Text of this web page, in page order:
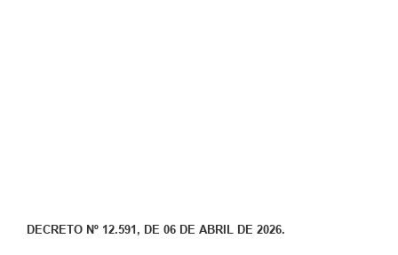
DECRETO Nº 12.591, DE 06 DE ABRIL DE 2026.